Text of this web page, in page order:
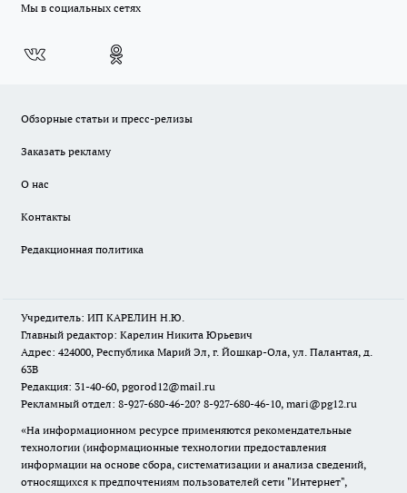
Мы в социальных сетях
Обзорные статьи и пресс-релизы
Заказать рекламу
О нас
Контакты
Редакционная политика
Учредитель: ИП КАРЕЛИН Н.Ю.
Главный редактор: Карелин Никита Юрьевич
Адрес: 424000, Республика Марий Эл, г. Йошкар-Ола, ул. Палантая, д.
63В
Редакция: 31-40-60, pgorod12@mail.ru
Рекламный отдел: 8-927-680-46-20? 8-927-680-46-10, mari@pg12.ru
«На информационном ресурсе применяются рекомендательные
технологии (информационные технологии предоставления
информации на основе сбора, систематизации и анализа сведений,
относящихся к предпочтениям пользователей сети "Интернет",